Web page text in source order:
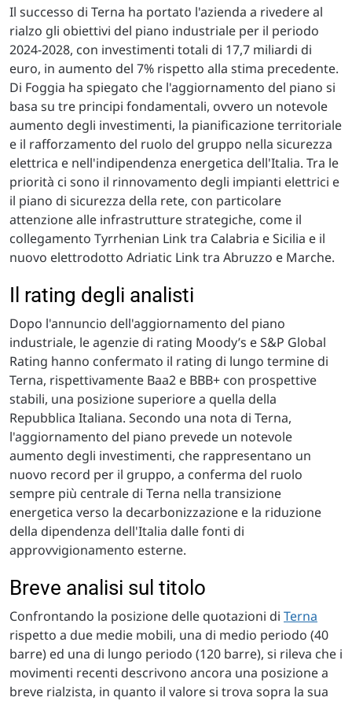
Il successo di Terna ha portato l'azienda a rivedere al
rialzo gli obiettivi del piano industriale per il periodo
2024-2028, con investimenti totali di 17,7 miliardi di
euro, in aumento del 7% rispetto alla stima precedente.
Di Foggia ha spiegato che l'aggiornamento del piano si
basa su tre principi fondamentali, ovvero un notevole
aumento degli investimenti, la pianificazione territoriale
e il rafforzamento del ruolo del gruppo nella sicurezza
elettrica e nell'indipendenza energetica dell'Italia. Tra le
priorità ci sono il rinnovamento degli impianti elettrici e
il piano di sicurezza della rete, con particolare
attenzione alle infrastrutture strategiche, come il
collegamento Tyrrhenian Link tra Calabria e Sicilia e il
nuovo elettrodotto Adriatic Link tra Abruzzo e Marche.
Il rating degli analisti
Dopo l'annuncio dell'aggiornamento del piano
industriale, le agenzie di rating Moody’s e S&P Global
Rating hanno confermato il rating di lungo termine di
Terna, rispettivamente Baa2 e BBB+ con prospettive
stabili, una posizione superiore a quella della
Repubblica Italiana. Secondo una nota di Terna,
l'aggiornamento del piano prevede un notevole
aumento degli investimenti, che rappresentano un
nuovo record per il gruppo, a conferma del ruolo
sempre più centrale di Terna nella transizione
energetica verso la decarbonizzazione e la riduzione
della dipendenza dell'Italia dalle fonti di
approvvigionamento esterne.
Breve analisi sul titolo
Confrontando la posizione delle quotazioni di Terna
rispetto a due medie mobili, una di medio periodo (40
barre) ed una di lungo periodo (120 barre), si rileva che i
movimenti recenti descrivono ancora una posizione a
breve rialzista, in quanto il valore si trova sopra la sua